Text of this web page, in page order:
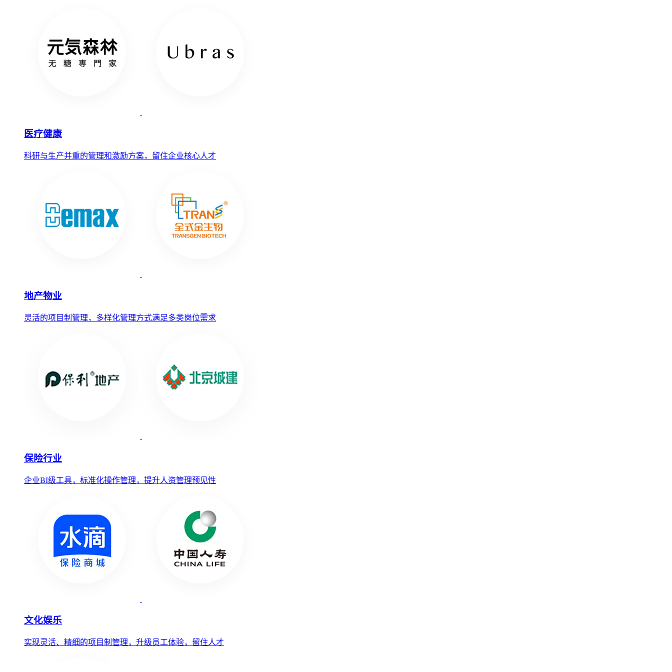
医疗健康
科研与生产并重的管理和激励方案，留住企业核心人才
地产物业
灵活的项目制管理，多样化管理方式满足多类岗位需求
保险行业
企业BI级工具，标准化操作管理，提升人资管理预见性
文化娱乐
实现灵活、精细的项目制管理，升级员工体验，留住人才